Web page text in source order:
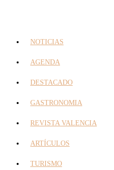
NOTICIAS
AGENDA
DESTACADO
GASTRONOMIA
REVISTA VALENCIA
ARTÍCULOS
TURISMO